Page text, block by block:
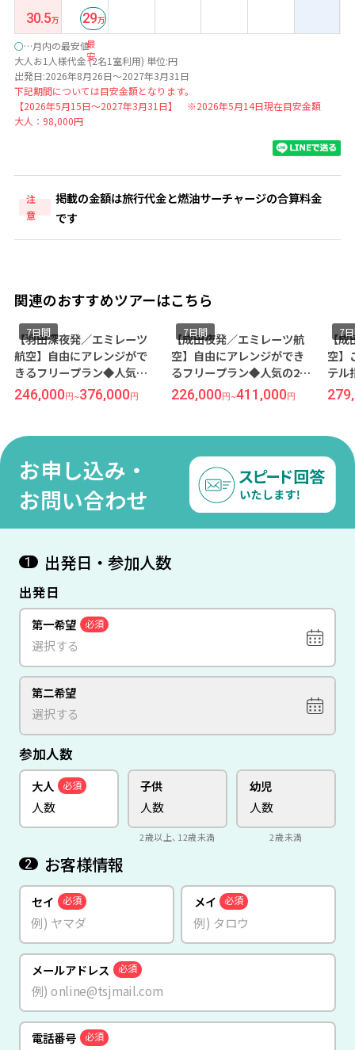
30.5
最
安
29
○…月内の最安値
大人お1人様代金 (2名1室利用) 単位:円
出発日:2026年8月26日～2027年3月31日
下記期間については目安金額となります。
【2026年5月15日～2027年3月31日】 ※2026年5月14日現在目安金額
大人：98,000円
注
意
掲載の金額は旅行代金と燃油サーチャージの合算料金
です
関連のおすすめツアーはこちら
【羽田深夜発／エミレーツ
航空】自由にアレンジがで
きるフリープラン◆人気の2
都市周遊＜ミュンヘン×ド
バイ＞7日間
7日間
246,000円~376,000円
【成田夜発／エミレーツ航
空】自由にアレンジができ
るフリープラン◆人気の2都
市周遊＜ミュンヘン×ドバ
イ＞7日間
7日間
226,000円~411,000円
【
空】
テル
＜ミ
7
お申し込み・
お問い合わせ
1 出発日・参加人数
出発日
第一希望 必須
第二希望
参加人数
大人 必須 子供
2歳以上、12歳未満
幼児
2歳未満
2 お客様情報
セイ 必須 メイ 必須
メールアドレス 必須
電話番号 必須